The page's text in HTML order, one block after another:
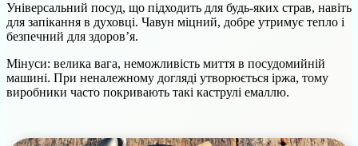
Універсальний посуд, що підходить для будь-яких страв, навіть
для запікання в духовці. Чавун міцний, добре утримує тепло і
безпечний для здоров’я.
Мінуси: велика вага, неможливість миття в посудомийній
машині. При неналежному догляді утворюється іржа, тому
виробники часто покривають такі каструлі емаллю.